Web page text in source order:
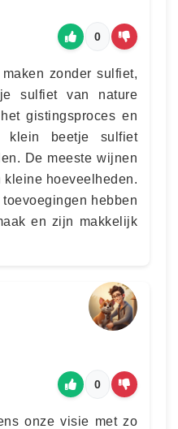
0
zonder sulfiet,
sulfiet van nature
gistingsproces en
klein beetje sulfiet
De meeste wijnen
kleine hoeveelheden.
hebben
en zijn makkelijk
0
onze visie met zo